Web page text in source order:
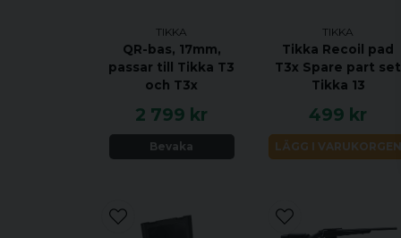
TIKKA
QR-bas, 17mm,
passar till Tikka T3
och T3x
2 799 kr
Bevaka
TIKKA
Tikka Recoil pad
T3x Spare part set
Tikka 13
499 kr
LÄGG I VARUKORGEN